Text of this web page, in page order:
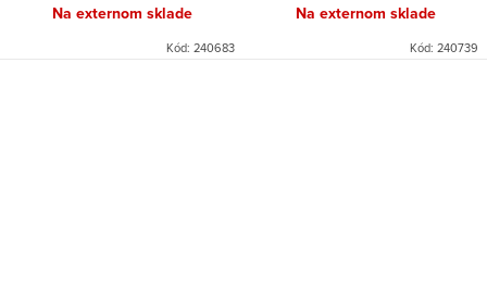
Na externom sklade
Kód: 240683
Na externom sklade
Kód: 240739